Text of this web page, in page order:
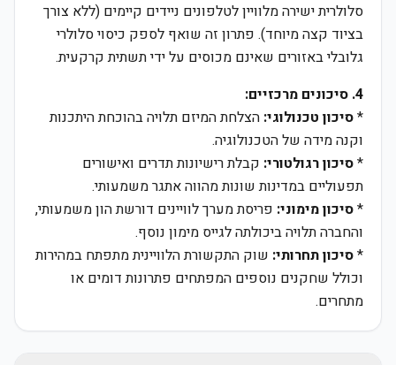
סלולרית ישירה מלוויין לטלפונים ניידים קיימים (ללא צורך
בציוד קצה מיוחד). פתרון זה שואף לספק כיסוי סלולרי
גלובלי באזורים שאינם מכוסים על ידי תשתית קרקעית.
4. סיכונים מרכזיים:
*סיכון טכנולוגי: הצלחת המיזם תלויה בהוכחת היתכנות
וקנה מידה של הטכנולוגיה.
*סיכון רגולטורי: קבלת רישיונות תדרים ואישורים
תפעוליים במדינות שונות מהווה אתגר משמעותי.
*סיכון מימוני: פריסת מערך לוויינים דורשת הון משמעותי,
והחברה תלויה ביכולתה לגייס מימון נוסף.
*סיכון תחרותי: שוק התקשורת הלוויינית מתפתח במהירות
וכולל שחקנים נוספים המפתחים פתרונות דומים או
מתחרים.